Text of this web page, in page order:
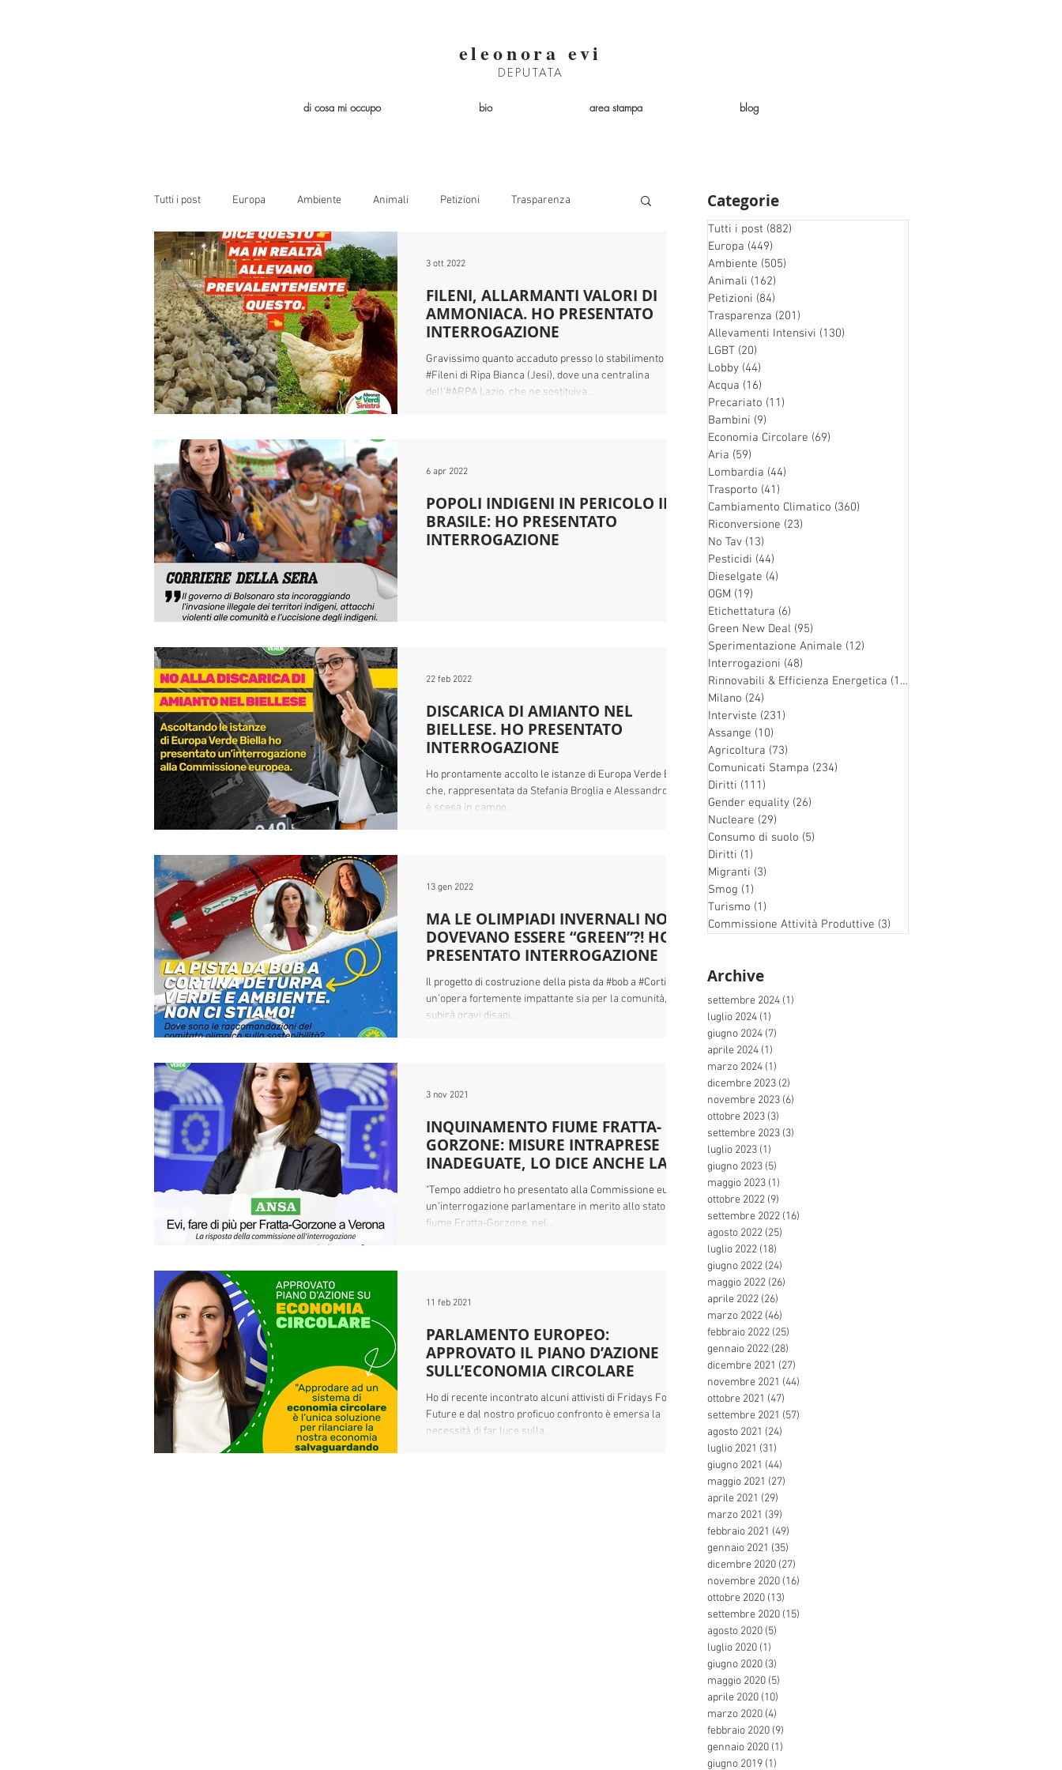
eleonora evi
DEPUTATA
di cosa mi occupo bio area stampa blog
Tutti i post Europa Ambiente Animali Petizioni Trasparenza
Allevamenti Intensivi LGBT Lobby Acqua
Economia Circolare Aria Lombardia Trasporto
Cambiamento Climatico Riconversione No Tav Pesticidi Dieselgate
OGM Etichettatura Green New Deal
Interrogazioni Rinnovabili & Efficienza Energetica Milano Interviste
Assange Agricoltura
FILENI, ALLARMANTI VALORI DI
AMMONIACA. HO PRESENTATO
INTERROGAZIONE
Gravissimo quanto accaduto presso lo stabilimento
#Fileni di Ripa Bianca (Jesi), dove una centralina
dell’#ARPA Lazio, che ne sostituiva...
3 ott 2022
POPOLI INDIGENI IN PERICOLO IN
BRASILE: HO PRESENTATO
INTERROGAZIONE
6 apr 2022
DISCARICA DI AMIANTO NEL
BIELLESE. HO PRESENTATO
INTERROGAZIONE
Ho prontamente accolto le istanze di Europa Verde Biella
che, rappresentata da Stefania Broglia e Alessandro Pizzi,
è scesa in campo...
22 feb 2022
MA LE OLIMPIADI INVERNALI NON
DOVEVANO ESSERE “GREEN”?! HO
PRESENTATO INTERROGAZIONE
Il progetto di costruzione della pista da #bob a #Cortina è
un’opera fortemente impattante sia per la comunità, che
subirà gravi disagi...
13 gen 2022
INQUINAMENTO FIUME FRATTA-
GORZONE: MISURE INTRAPRESE
INADEGUATE, LO DICE ANCHE LA
COMMISSIONE
"Tempo addietro ho presentato alla Commissione europea
un’interrogazione parlamentare in merito allo stato del
fiume Fratta-Gorzone, nel...
3 nov 2021
PARLAMENTO EUROPEO:
APPROVATO IL PIANO D’AZIONE
SULL’ECONOMIA CIRCOLARE
Ho di recente incontrato alcuni attivisti di Fridays For
Future e dal nostro proficuo confronto è emersa la
necessità di far luce sulla...
11 feb 2021
Categorie
Tutti i post (882)
Europa (449)
Ambiente (505)
Animali (162)
Petizioni (84)
Trasparenza (201)
Allevamenti Intensivi (130)
LGBT (20)
Lobby (44)
Acqua (16)
Precariato (11)
Bambini (9)
Economia Circolare (69)
Aria (59)
Lombardia (44)
Trasporto (41)
Cambiamento Climatico (360)
Riconversione (23)
No Tav (13)
Pesticidi (44)
Dieselgate (4)
OGM (19)
Etichettatura (6)
Green New Deal (95)
Sperimentazione Animale (12)
Interrogazioni (48)
Rinnovabili & Efficienza Energetica (126)
Milano (24)
Interviste (231)
Assange (10)
Agricoltura (73)
Comunicati Stampa (234)
Diritti (111)
Gender equality (26)
Nucleare (29)
Consumo di suolo (5)
Diritti (1)
Migranti (3)
Smog (1)
Turismo (1)
Commissione Attività Produttive (3)
Archive
settembre 2024 (1)
luglio 2024 (1)
giugno 2024 (7)
aprile 2024 (1)
marzo 2024 (1)
dicembre 2023 (2)
novembre 2023 (6)
ottobre 2023 (3)
settembre 2023 (3)
luglio 2023 (1)
giugno 2023 (5)
maggio 2023 (1)
ottobre 2022 (9)
settembre 2022 (16)
agosto 2022 (25)
luglio 2022 (18)
giugno 2022 (24)
maggio 2022 (26)
aprile 2022 (26)
marzo 2022 (46)
febbraio 2022 (25)
gennaio 2022 (28)
dicembre 2021 (27)
novembre 2021 (44)
ottobre 2021 (47)
settembre 2021 (57)
agosto 2021 (24)
luglio 2021 (31)
giugno 2021 (44)
maggio 2021 (27)
aprile 2021 (29)
marzo 2021 (39)
febbraio 2021 (49)
gennaio 2021 (35)
dicembre 2020 (27)
novembre 2020 (16)
ottobre 2020 (13)
settembre 2020 (15)
agosto 2020 (5)
luglio 2020 (1)
giugno 2020 (3)
maggio 2020 (5)
aprile 2020 (10)
marzo 2020 (4)
febbraio 2020 (9)
gennaio 2020 (1)
giugno 2019 (1)